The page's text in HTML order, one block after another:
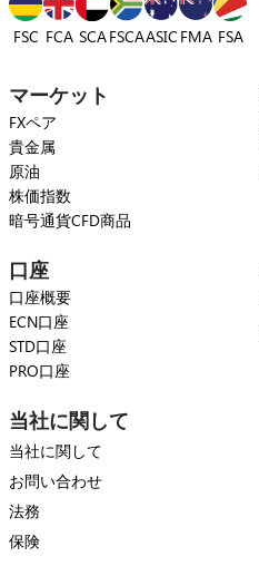
FSC FCA SCAFSCAASIC FMA FSA
マーケット
FXペア
貴金属
原油
株価指数
暗号通貨CFD商品
口座
口座概要
ECN口座
STD口座
PRO口座
当社に関して
当社に関して
お問い合わせ
法務
保険